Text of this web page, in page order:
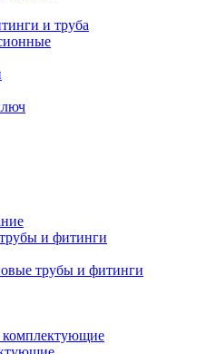
и труба
и фитинги
трубы и фитинги